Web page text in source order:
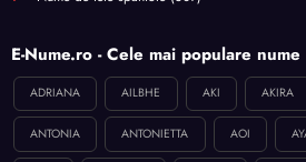
E-Nume.ro - Cele mai populare nume
ADRIANA AILBHE AKI AKIRA
ANTONIA ANTONIETTA AOI